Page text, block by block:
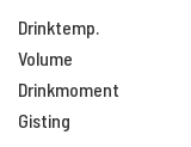
Drinktemp.
Volume
Drinkmoment
Gisting